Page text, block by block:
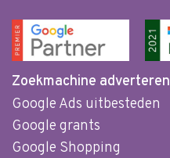
Zoekmachine adverteren
Google Ads uitbesteden
Google grants
Google Shopping